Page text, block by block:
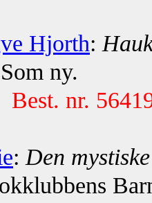
Hjorth:
ny.
nr.
: Den